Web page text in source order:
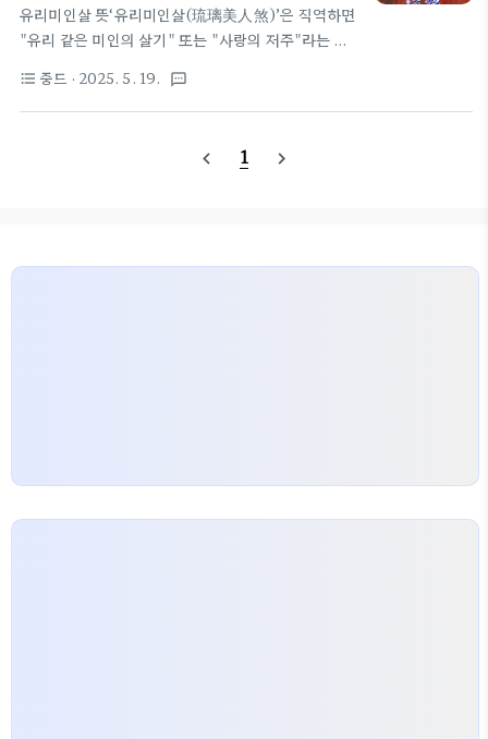
룡》은 천계, 인간계, 요괴계로 이루어진 ‘삼계’를 배
경으로 펼쳐집니다.천계: 삼계의 질서를 유지하는 절
심(나봉각의 주인), 명격성군(기회주의적인 질서 수
호자) 등이 활동합..
유리미인살 뜻‘유리미인살(琉璃美人煞)’은 직역하면
"유리 같은 미인의 살기" 또는 "사랑의 저주"라는 뜻
리나 청금석을 의미하며, ‘미인’은 아름다운 사람, ‘살
(煞)’은 저주나 해로운 기운을 가리킵니다. 드라마 제
국 현지에서 간단히 ‘유리(琉璃)’로 불리기도 했고,
비극적이고 애절한 사랑 이야기를 암시합니다.세계관
format_list_bulleted 중드 · 2025. 5. 19. textsms
navigate_before 1 navigate_next